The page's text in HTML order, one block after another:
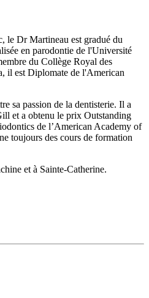
le Dr Martineau est gradué du
en parodontie de l'Université
du Collège Royal des
il est Diplomate de l'American
sa passion de la dentisterie. Il a
et a obtenu le prix Outstanding
de l’American Academy of
toujours des cours de formation
et à Sainte-Catherine.